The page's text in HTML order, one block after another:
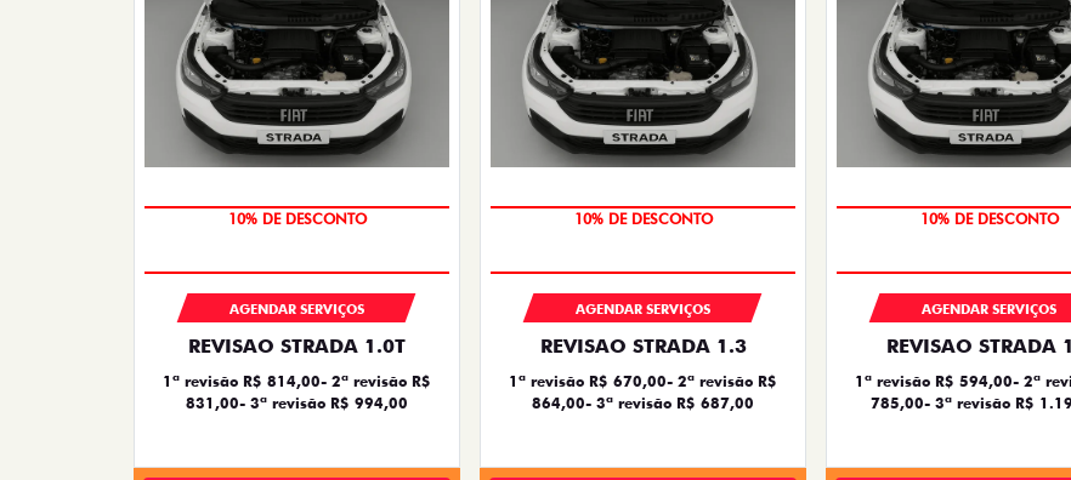
MÃO DE OBRA
AGENDAR SERVIÇOS
REVISAO STRADA 1.0T
1ª revisão R$ 814,00- 2ª revisão R$
831,00- 3ª revisão R$ 994,00
MÃO DE OBRA
AGENDAR SERVIÇOS
REVISAO STRADA 1.3
1ª revisão R$ 670,00- 2ª revisão R$
864,00- 3ª revisão R$ 687,00
MÃO DE OBRA
AGENDAR SERVIÇOS
REVISAO STRADA
1ª revisão R$ 594,00- 2ª
785,00- 3ª revisão R$